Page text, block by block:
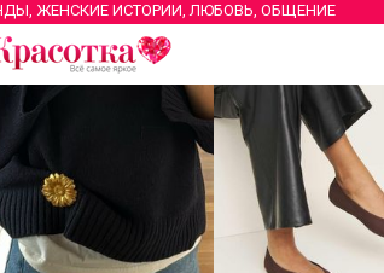
ЖЕНСКИЕ ИСТОРИИ, ЛЮБОВЬ, ОБЩЕНИЕ